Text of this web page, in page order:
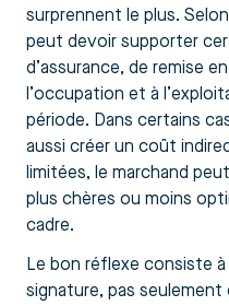
surprennent le plus.
peut devoir supporter
d’assurance, de remise
l’occupation et à
période. Dans certains
aussi créer un coût
limitées, le marchand
plus chères ou moins
cadre.
Le bon réflexe consiste
signature, pas seulement